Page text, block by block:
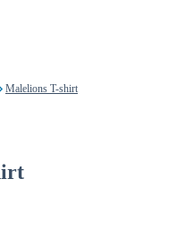
Malelions T-shirt